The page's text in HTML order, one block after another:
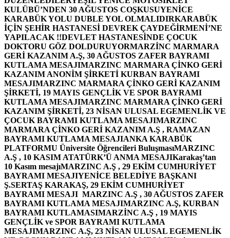
KULÜBÜ’NDEN 30 AĞUSTOS COŞKUSUYENİCE
KARABÜK YOLU DUBLE YOL OLMALIDIRKARABÜK
İÇİN ŞEHİR HASTANESİ DEVREK ÇAYDEĞİRMENİ’NE
YAPILACAK !!DEVLET HASTANESİNDE ÇOCUK
DOKTORU GÖZ DOLDURUYORMARZİNC MARMARA
GERİ KAZANIM A.Ş, 30 AĞUSTOS ZAFER BAYRAMI
KUTLAMA MESAJIMARZINC MARMARA ÇİNKO GERİ
KAZANIM ANONİM ŞİRKETİ KURBAN BAYRAMI
MESAJIMARZINC MARMARA ÇİNKO GERİ KAZANIM
ŞİRKETİ, 19 MAYIS GENÇLİK VE SPOR BAYRAMI
KUTLAMA MESAJIMARZINC MARMARA ÇİNKO GERİ
KAZANIM ŞİRKETİ, 23 NİSAN ULUSAL EGEMENLİK VE
ÇOCUK BAYRAMI KUTLAMA MESAJIMARZINC
MARMARA ÇİNKO GERİ KAZANIM A.Ş , RAMAZAN
BAYRAMI KUTLAMA MESAJIANKA KARABÜK
PLATFORMU Üniversite Öğrencileri BuluşmasıMARZINC
A.Ş , 10 KASIM ATATÜRK’Ü ANMA MESAJIKarakaş’tan
10 Kasım mesajıMARZINC A.Ş , 29 EKİM CUMHURİYET
BAYRAMI MESAJIYENİCE BELEDİYE BAŞKANI
Ş.SERTAŞ KARAKAŞ, 29 EKİM CUMHURİYET
BAYRAMI MESAJI MARZINC A.Ş , 30 AĞUSTOS ZAFER
BAYRAMI KUTLAMA MESAJIMARZINC A.Ş, KURBAN
BAYRAMI KUTLAMASIMARZİNC A.Ş , 19 MAYIS
GENÇLİK ve SPOR BAYRAMI KUTLAMA
MESAJIMARZINC A.Ş, 23 NİSAN ULUSAL EGEMENLİK